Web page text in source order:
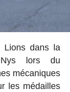
Lions dans la
lors du
mécaniques
les médailles